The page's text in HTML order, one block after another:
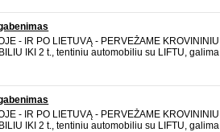
- IR PO LIETUVĄ - PERVEŽAME KROVININIU
IKI 2 t., tentiniu automobiliu su LIFTU, galima
medi
- IR PO LIETUVĄ - PERVEŽAME KROVININIU
IKI 2 t., tentiniu automobiliu su LIFTU, galima